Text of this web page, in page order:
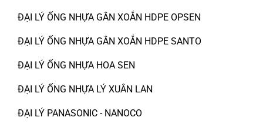
ĐẠI LÝ ỐNG NHỰA GÂN XOẮN HDPE OPSEN
ĐẠI LÝ ỐNG NHỰA GÂN XOẮN HDPE SANTO
ĐẠI LÝ ỐNG NHỰA HOA SEN
ĐẠI LÝ ỐNG NHỰA LÝ XUÂN LAN
ĐẠI LÝ PANASONIC - NANOCO